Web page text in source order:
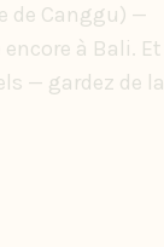
de Canggu) —
à Bali. Et
— gardez de la